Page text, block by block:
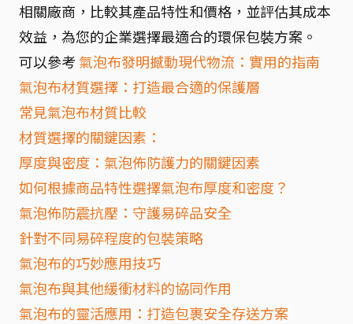
相關廠商，比較其產品特性和價格，並評估其成本
效益，為您的企業選擇最適合的環保包裝方案。
可以參考 氣泡布發明撼動現代物流：實用的指南
氣泡布材質選擇：打造最合適的保護層
常見氣泡布材質比較
材質選擇的關鍵因素：
厚度與密度：氣泡佈防護力的關鍵因素
如何根據商品特性選擇氣泡布厚度和密度？
氣泡佈防震抗壓：守護易碎品安全
針對不同易碎程度的包裝策略
氣泡布的巧妙應用技巧
氣泡布與其他緩衝材料的協同作用
氣泡布的靈活應用：打造包裹安全存送方案